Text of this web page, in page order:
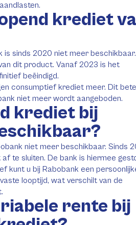
krediet
is sinds 2020 niet meer
dit product. Vanaf 2023 is het
beëindigd.
consumptief krediet meer. Dit
niet meer wordt aangeboden.
krediet bij
niet meer beschikbaar. Sinds
te sluiten. De bank is hiermee
kunt u bij Rabobank een
looptijd, wat verschilt van de
rente bij